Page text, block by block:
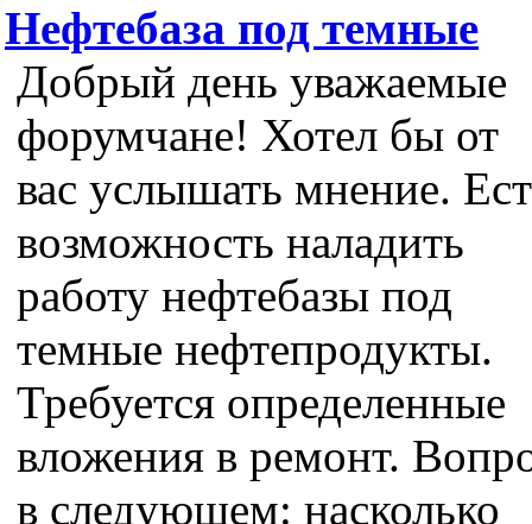
Нефтебаза под темные
Добрый день уважаемые
форумчане! Хотел бы от
вас услышать мнение.
возможность наладить
работу нефтебазы под
темные нефтепродукты.
Требуется определенные
вложения в ремонт.
в следующем: насколько